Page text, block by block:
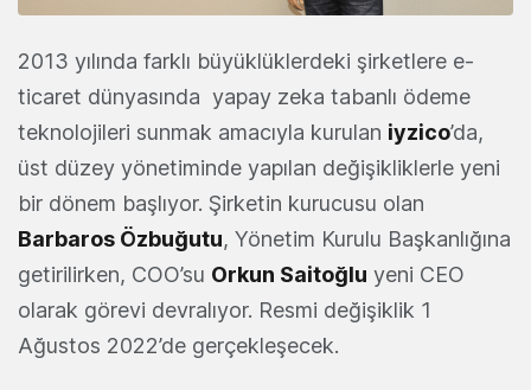
2013 yılında farklı büyüklüklerdeki şirketlere e-
ticaret dünyasında yapay zeka tabanlı ödeme
teknolojileri sunmak amacıyla kurulan iyzico’da,
üst düzey yönetiminde yapılan değişikliklerle yeni
bir dönem başlıyor. Şirketin kurucusu olan
Barbaros Özbuğutu, Yönetim Kurulu Başkanlığına
getirilirken, COO’su Orkun Saitoğlu yeni CEO
olarak görevi devralıyor. Resmi değişiklik 1
Ağustos 2022’de gerçekleşecek.